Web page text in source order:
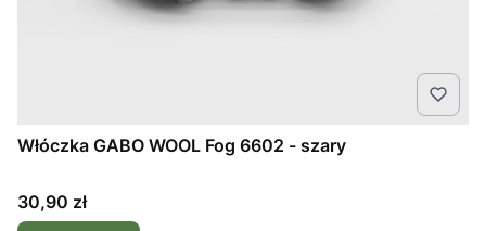
Włóczka GABO WOOL Fog 6602 - szary
Cena
30,90 zł